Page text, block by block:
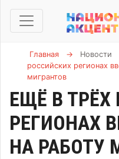
Главная → Новости
российских регионах
мигрантов
ЕЩЁ В
РЕГИОНАХ
НА РАБОТУ